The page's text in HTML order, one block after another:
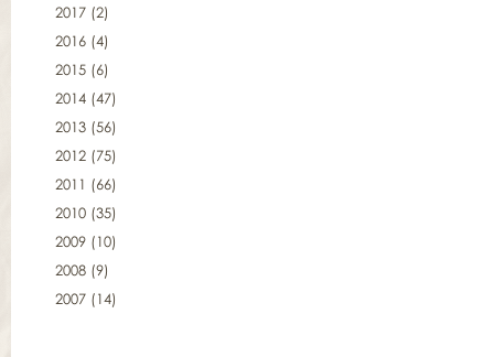
2017 (2)
2016 (4)
2015 (6)
2014 (47)
2013 (56)
2012 (75)
2011 (66)
2010 (35)
2009 (10)
2008 (9)
2007 (14)